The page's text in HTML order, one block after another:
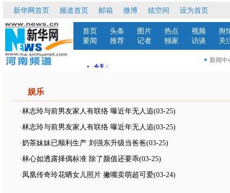
娱乐
·林志玲与前男友家人有联络 曝近年无人追(03-25)
·林志玲与前男友家人有联络 曝近年无人追(03-25)
·奶茶妹妹已顺利生产 刘强东升级当爸爸(03-25)
·林心如透露择偶标准 除了颜值还要乖(03-25)
·凤凰传奇玲花晒女儿照片 撇嘴卖萌超可爱(03-24)